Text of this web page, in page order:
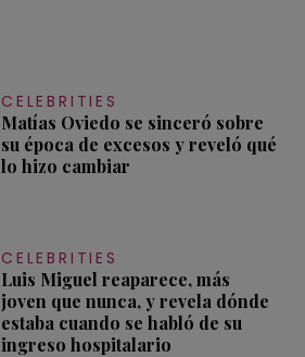
CELEBRITIES
Matías Oviedo se sinceró sobre
su época de excesos y reveló qué
lo hizo cambiar
CELEBRITIES
Luis Miguel reaparece, más
joven que nunca, y revela dónde
estaba cuando se habló de su
ingreso hospitalario